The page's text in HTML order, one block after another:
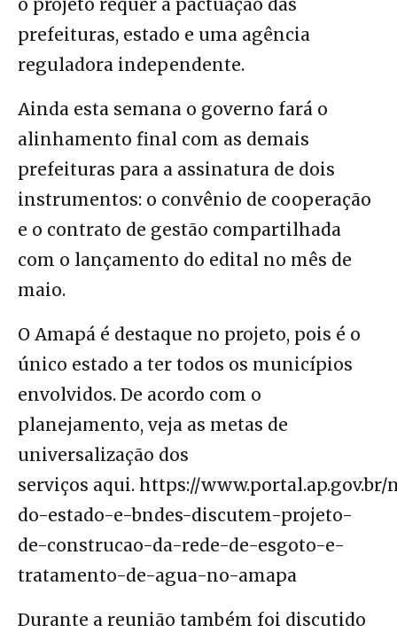
o projeto requer a pactuação das
prefeituras, estado e uma agência
reguladora independente.
Ainda esta semana o governo fará o
alinhamento final com as demais
prefeituras para a assinatura de dois
instrumentos: o convênio de cooperação
e o contrato de gestão compartilhada
com o lançamento do edital no mês de
maio.
O Amapá é destaque no projeto, pois é o
único estado a ter todos os municípios
envolvidos. De acordo com o
planejamento, veja as metas de
universalização dos
serviços aqui. https://
do-estado-e-bndes-discutem-projeto-
de-construcao-da-rede-de-esgoto-e-
tratamento-de-agua-no-amapa
Durante a reunião também foi discutido